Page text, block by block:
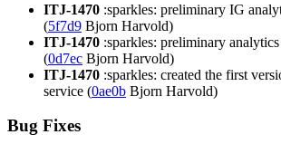
ITJ-1470 :sparkles: preliminary IG
(5f7d9 Bjorn Harvold)
ITJ-1470 :sparkles: preliminary
(0d7ec Bjorn Harvold)
ITJ-1470 :sparkles: created the first
service (0ae0b Bjorn Harvold)
Bug Fixes